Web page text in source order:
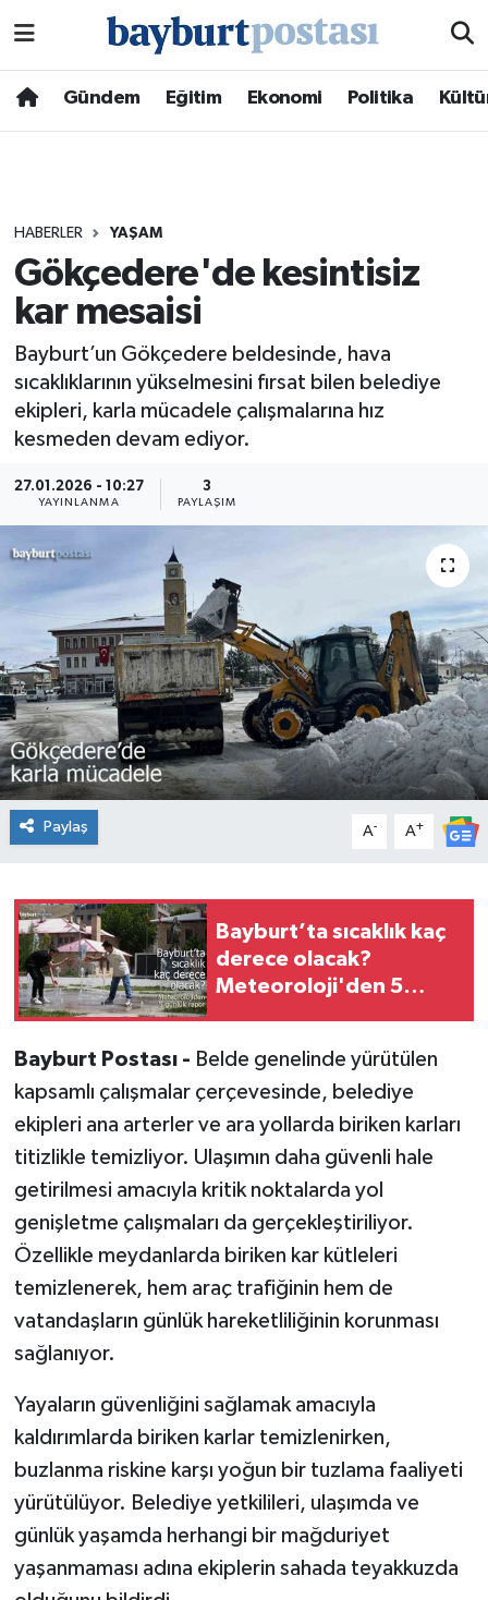
Gündem Eğitim Ekonomi Politika
HABERLER YAŞAM
Gökçedere'de kesintisiz
kar mesaisi
Bayburt’un Gökçedere beldesinde, hava
sıcaklıklarının yükselmesini fırsat bilen belediye
ekipleri, karla mücadele çalışmalarına hız
kesmeden devam ediyor.
27.01.2026 - 10:27
YAYINLANMA
3
PAYLAŞIM
Paylaş A- A+
Bayburt’ta sıcaklık kaç
derece olacak?
Meteoroloji'den 5
Bayburt Postası - Belde genelinde yürütülen
kapsamlı çalışmalar çerçevesinde, belediye
ekipleri ana arterler ve ara yollarda biriken karları
titizlikle temizliyor. Ulaşımın daha güvenli hale
getirilmesi amacıyla kritik noktalarda yol
genişletme çalışmaları da gerçekleştiriliyor.
Özellikle meydanlarda biriken kar kütleleri
temizlenerek, hem araç trafiğinin hem de
vatandaşların günlük hareketliliğinin korunması
sağlanıyor.
Yayaların güvenliğini sağlamak amacıyla
kaldırımlarda biriken karlar temizlenirken,
buzlanma riskine karşı yoğun bir tuzlama faaliyeti
yürütülüyor. Belediye yetkilileri, ulaşımda ve
günlük yaşamda herhangi bir mağduriyet
yaşanmaması adına ekiplerin sahada teyakkuzda
Hava Durumu
Süper Lig Puan Durumu ve Fikstür
Tüm Manşetler
Son Dakika Haberleri